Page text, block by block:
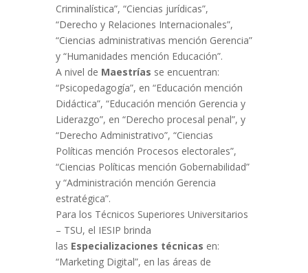
Criminalística”, “Ciencias jurídicas”,
“Derecho y Relaciones Internacionales”,
“Ciencias administrativas mención Gerencia”
y “Humanidades mención Educación”.
A nivel de Maestrías se encuentran:
“Psicopedagogía”, en “Educación mención
Didáctica”, “Educación mención Gerencia y
Liderazgo”, en “Derecho procesal penal”, y
“Derecho Administrativo”, “Ciencias
Políticas mención Procesos electorales”,
“Ciencias Políticas mención Gobernabilidad”
y “Administración mención Gerencia
estratégica”.
Para los Técnicos Superiores Universitarios
– TSU, el IESIP brinda
las Especializaciones técnicas en:
“Marketing Digital”, en las áreas de